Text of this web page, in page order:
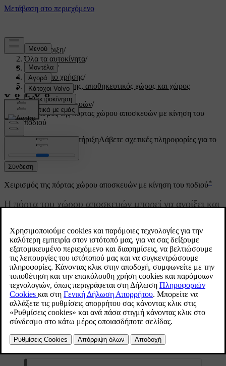
Υποστήριξη/
Όλα τα αυτοκίνητα/
V60 2022 /
Εγχειρίδιο χρήσης/
Χώρος φόρτωσης, αποθηκευτικός χώρος και χώρος
επιβατών/
Χώρος αποσκευών/
Χειρισμός της πόρτας χώρου αποσκευών με κίνηση του
ποδιού
Προσαρμοσμένη υποστήριξηΛάβετε σχετικές πληροφορίες για το
δικό σας αυτοκίνητο.
Σύνδεση
Ενημερώθηκε 19/10/2021
Χειρισμός της πόρτας χώρου αποσκευών με κίνηση του ποδιού*
Η πόρτα του χώρου αποσκευών μπορεί να ανοίξει και
πίσω προφυλακτήρα. Αυτή η λειτουργία κάνει τα
πράγματα ευκολότερα, όταν κρατάτε πολλά
πράγματα.
Αν το αυτοκίνητο διαθέτει λειτουργία κλειδώματος και
ξεκλειδώματος Keyless*, μπορείτε να ξεκλειδώσετε την πόρτα του
χώρου αποσκευών με κίνηση του ποδιού.
Η λειτουργία με άνοιγμα και κλείσιμο της πόρτας χώρου
ηλεκτροκίνητη πόρτα χώρου αποσκευών*.